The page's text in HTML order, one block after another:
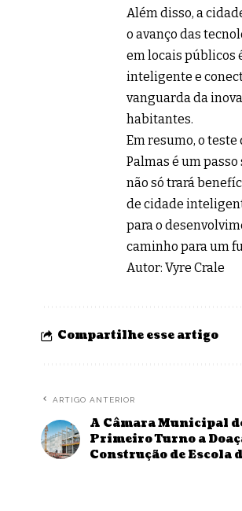
Além disso, a
o avanço das
em locais públicos
inteligente e
vanguarda da
habitantes.
Em resumo, o
Palmas é um
não só trará
de cidade
para o
caminho para um
Autor: Vyre Crale
Compartilhe esse artigo
ARTIGO ANTERIOR
A Câmara Municipal
Primeiro Turno a
Construção de Escola